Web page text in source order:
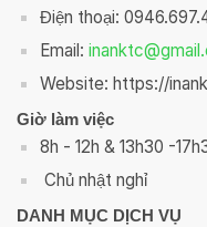
Điện thoại:
Email:
Website: https://
Giờ làm việc
8h - 12h & 13h30 -
Chủ nhật nghỉ
DANH MỤC DỊCH VỤ